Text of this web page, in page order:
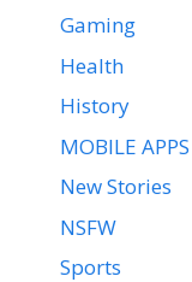
Gaming
Health
History
MOBILE APPS
New Stories
NSFW
Sports